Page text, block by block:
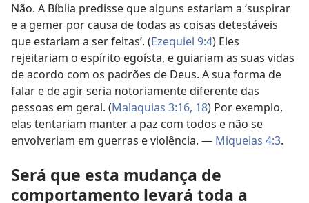
Não. A Bíblia predisse que alguns estariam a ‘suspirar
e a gemer por causa de todas as coisas detestáveis
que estariam a ser feitas’. (Ezequiel 9:4) Eles
rejeitariam o espírito egoísta, e guiariam as suas vidas
de acordo com os padrões de Deus. A sua forma de
falar e de agir seria notoriamente diferente das
pessoas em geral. (Malaquias 3:16, 18) Por exemplo,
elas tentariam manter a paz com todos e não se
envolveriam em guerras e violência. — Miqueias 4:3.
Será que esta mudança de
comportamento levará toda a